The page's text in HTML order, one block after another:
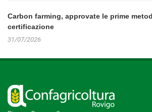
Carbon farming, approvate le prime
certificazione
31/07/2026